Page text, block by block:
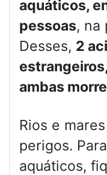
aquáticos,
pessoas, na
Desses, 2
ambas
Rios e
perigos.
aquáticos,